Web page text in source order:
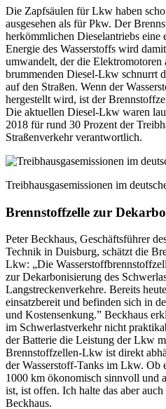
Die Zapfsäulen für Lkw haben
ausgesehen als für Pkw. Der
herkömmlichen Dieselantriebs eine
Energie des Wasserstoffs wird
umwandelt, der die Elektromotoren
brummenden Diesel-Lkw schnurrt
auf den Straßen. Wenn der
hergestellt wird, ist der
Die aktuellen Diesel-Lkw waren
2018 für rund 30 Prozent der
Straßenverkehr verantwortlich.
Treibhausgasemissionen im
Brennstoffzelle zur
Peter Beckhaus, Geschäftsführer
Technik in Duisburg, schätzt die
Lkw: „Die
zur Dekarbonisierung des
Langstreckenverkehre. Bereits
einsatzbereit und befinden sich in
und Kostensenkung.” Beckhaus
im Schwerlastverkehr nicht
der Batterie die Leistung der Lkw
Brennstoffzellen-Lkw ist direkt
der Wasserstoff-Tanks im Lkw. Ob
1000 km ökonomisch sinnvoll und
ist, ist offen. Ich halte das aber
Beckhaus.